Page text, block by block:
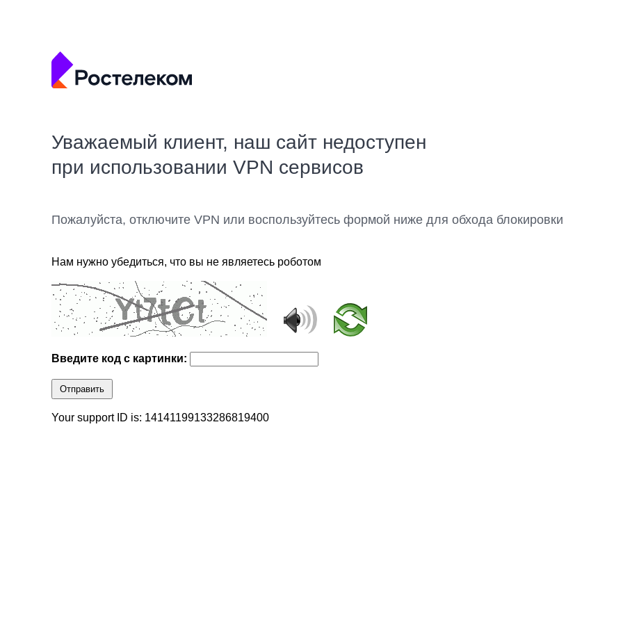
Уважаемый клиент, наш сайт недоступен
при использовании VPN сервисов
Пожалуйста, отключите VPN или воспользуйтесь формой ниже для обхода блокировки
Нам нужно убедиться, что вы не являетесь роботом
Введите код с картинки:
Отправить
Your support ID is: 14141199133286819400